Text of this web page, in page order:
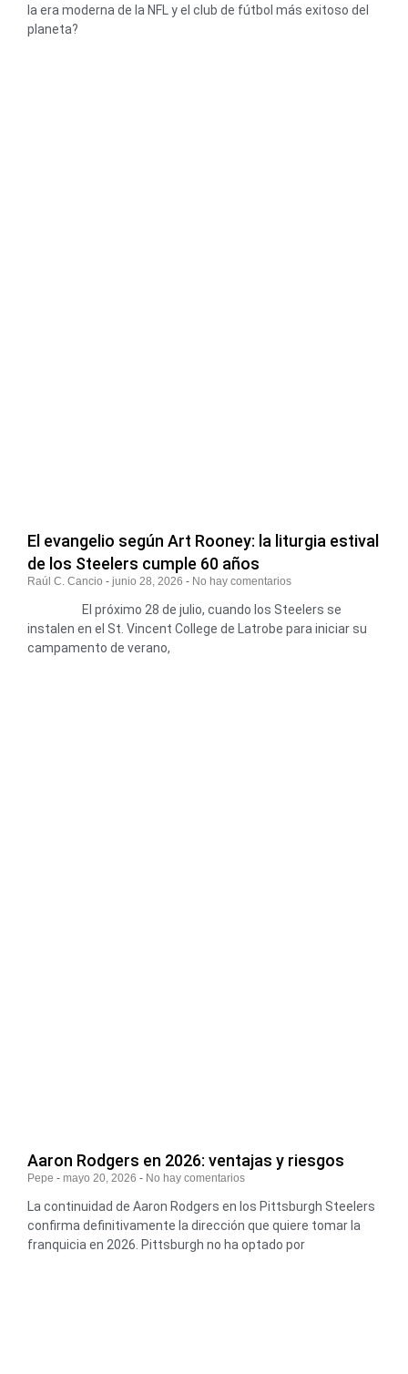
la era moderna de la NFL y el club de fútbol más exitoso del
planeta?
El evangelio según Art Rooney: la liturgia estival
de los Steelers cumple 60 años
Raúl C. Cancio junio 28, 2026 No hay comentarios
El próximo 28 de julio, cuando los Steelers se
instalen en el St. Vincent College de Latrobe para iniciar su
campamento de verano,
Aaron Rodgers en 2026: ventajas y riesgos
Pepe mayo 20, 2026 No hay comentarios
La continuidad de Aaron Rodgers en los Pittsburgh Steelers
confirma definitivamente la dirección que quiere tomar la
franquicia en 2026. Pittsburgh no ha optado por